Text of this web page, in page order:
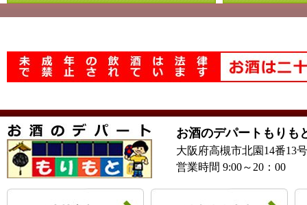
お酒のデパートもりも
大阪府高槻市北園14番13
営業時間 9:00～20：00